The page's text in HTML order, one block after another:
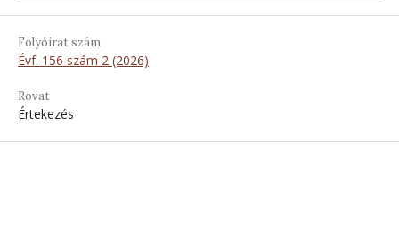
Folyóirat szám
Évf. 156 szám 2 (2026)
Rovat
Értekezés